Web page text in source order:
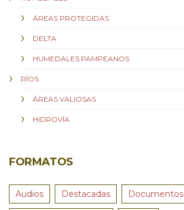
ÁREAS PROTEGIDAS
DELTA
HUMEDALES PAMPEANOS
RÍOS
ÁREAS VALIOSAS
HIDROVÍA
FORMATOS
Audios Destacadas Documentos